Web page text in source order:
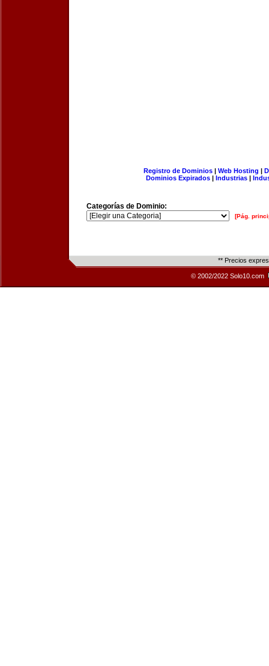
Registro de Dominios| Web Hosting |
Dominios Expirados | Industrias |
Categorías de Dominio:
[Pág.
** Precios
© 2002/2022 Solo10.com